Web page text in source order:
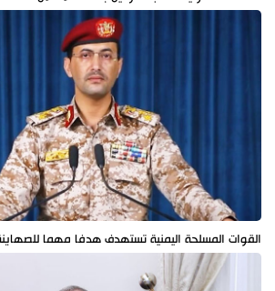
القوات المسلحة اليمنية تستهدف هدفا مهما